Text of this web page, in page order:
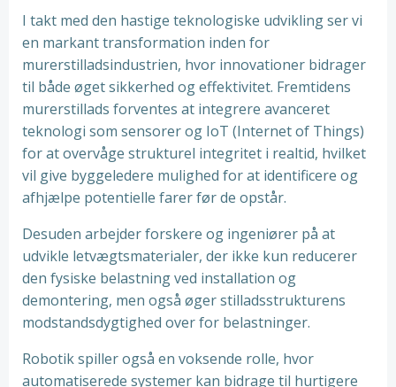
I takt med den hastige teknologiske udvikling ser vi
en markant transformation inden for
murerstilladsindustrien, hvor innovationer bidrager
til både øget sikkerhed og effektivitet. Fremtidens
murerstillads forventes at integrere avanceret
teknologi som sensorer og IoT (Internet of Things)
for at overvåge strukturel integritet i realtid, hvilket
vil give byggeledere mulighed for at identificere og
afhjælpe potentielle farer før de opstår.
Desuden arbejder forskere og ingeniører på at
udvikle letvægtsmaterialer, der ikke kun reducerer
den fysiske belastning ved installation og
demontering, men også øger stilladsstrukturens
modstandsdygtighed over for belastninger.
Robotik spiller også en voksende rolle, hvor
automatiserede systemer kan bidrage til hurtigere